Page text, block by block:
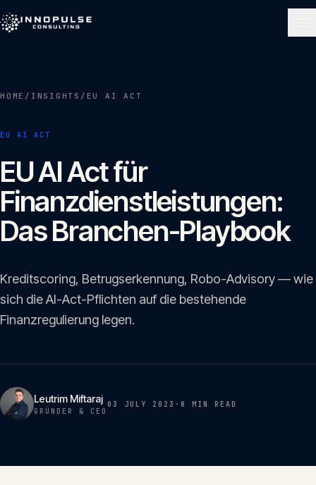
Über uns
Leistungen
Portfolio 04
Insights
Glossar
HOME / INSIGHTS / EU AI ACT
EU AI ACT
EU AI Act für
Finanzdienstleistungen:
Das Branchen-Playbook
Kreditscoring, Betrugserkennung, Robo-Advisory — wie
sich die AI-Act-Pflichten auf die bestehende
Finanzregulierung legen.
Leutrim Miftaraj
GRÜNDER & CEO
03 JULY 2023 · 8 MIN READ